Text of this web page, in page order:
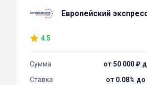
Европейский
4.5
Сумма
от 50 000 ₽
Ставка
от 0.08%